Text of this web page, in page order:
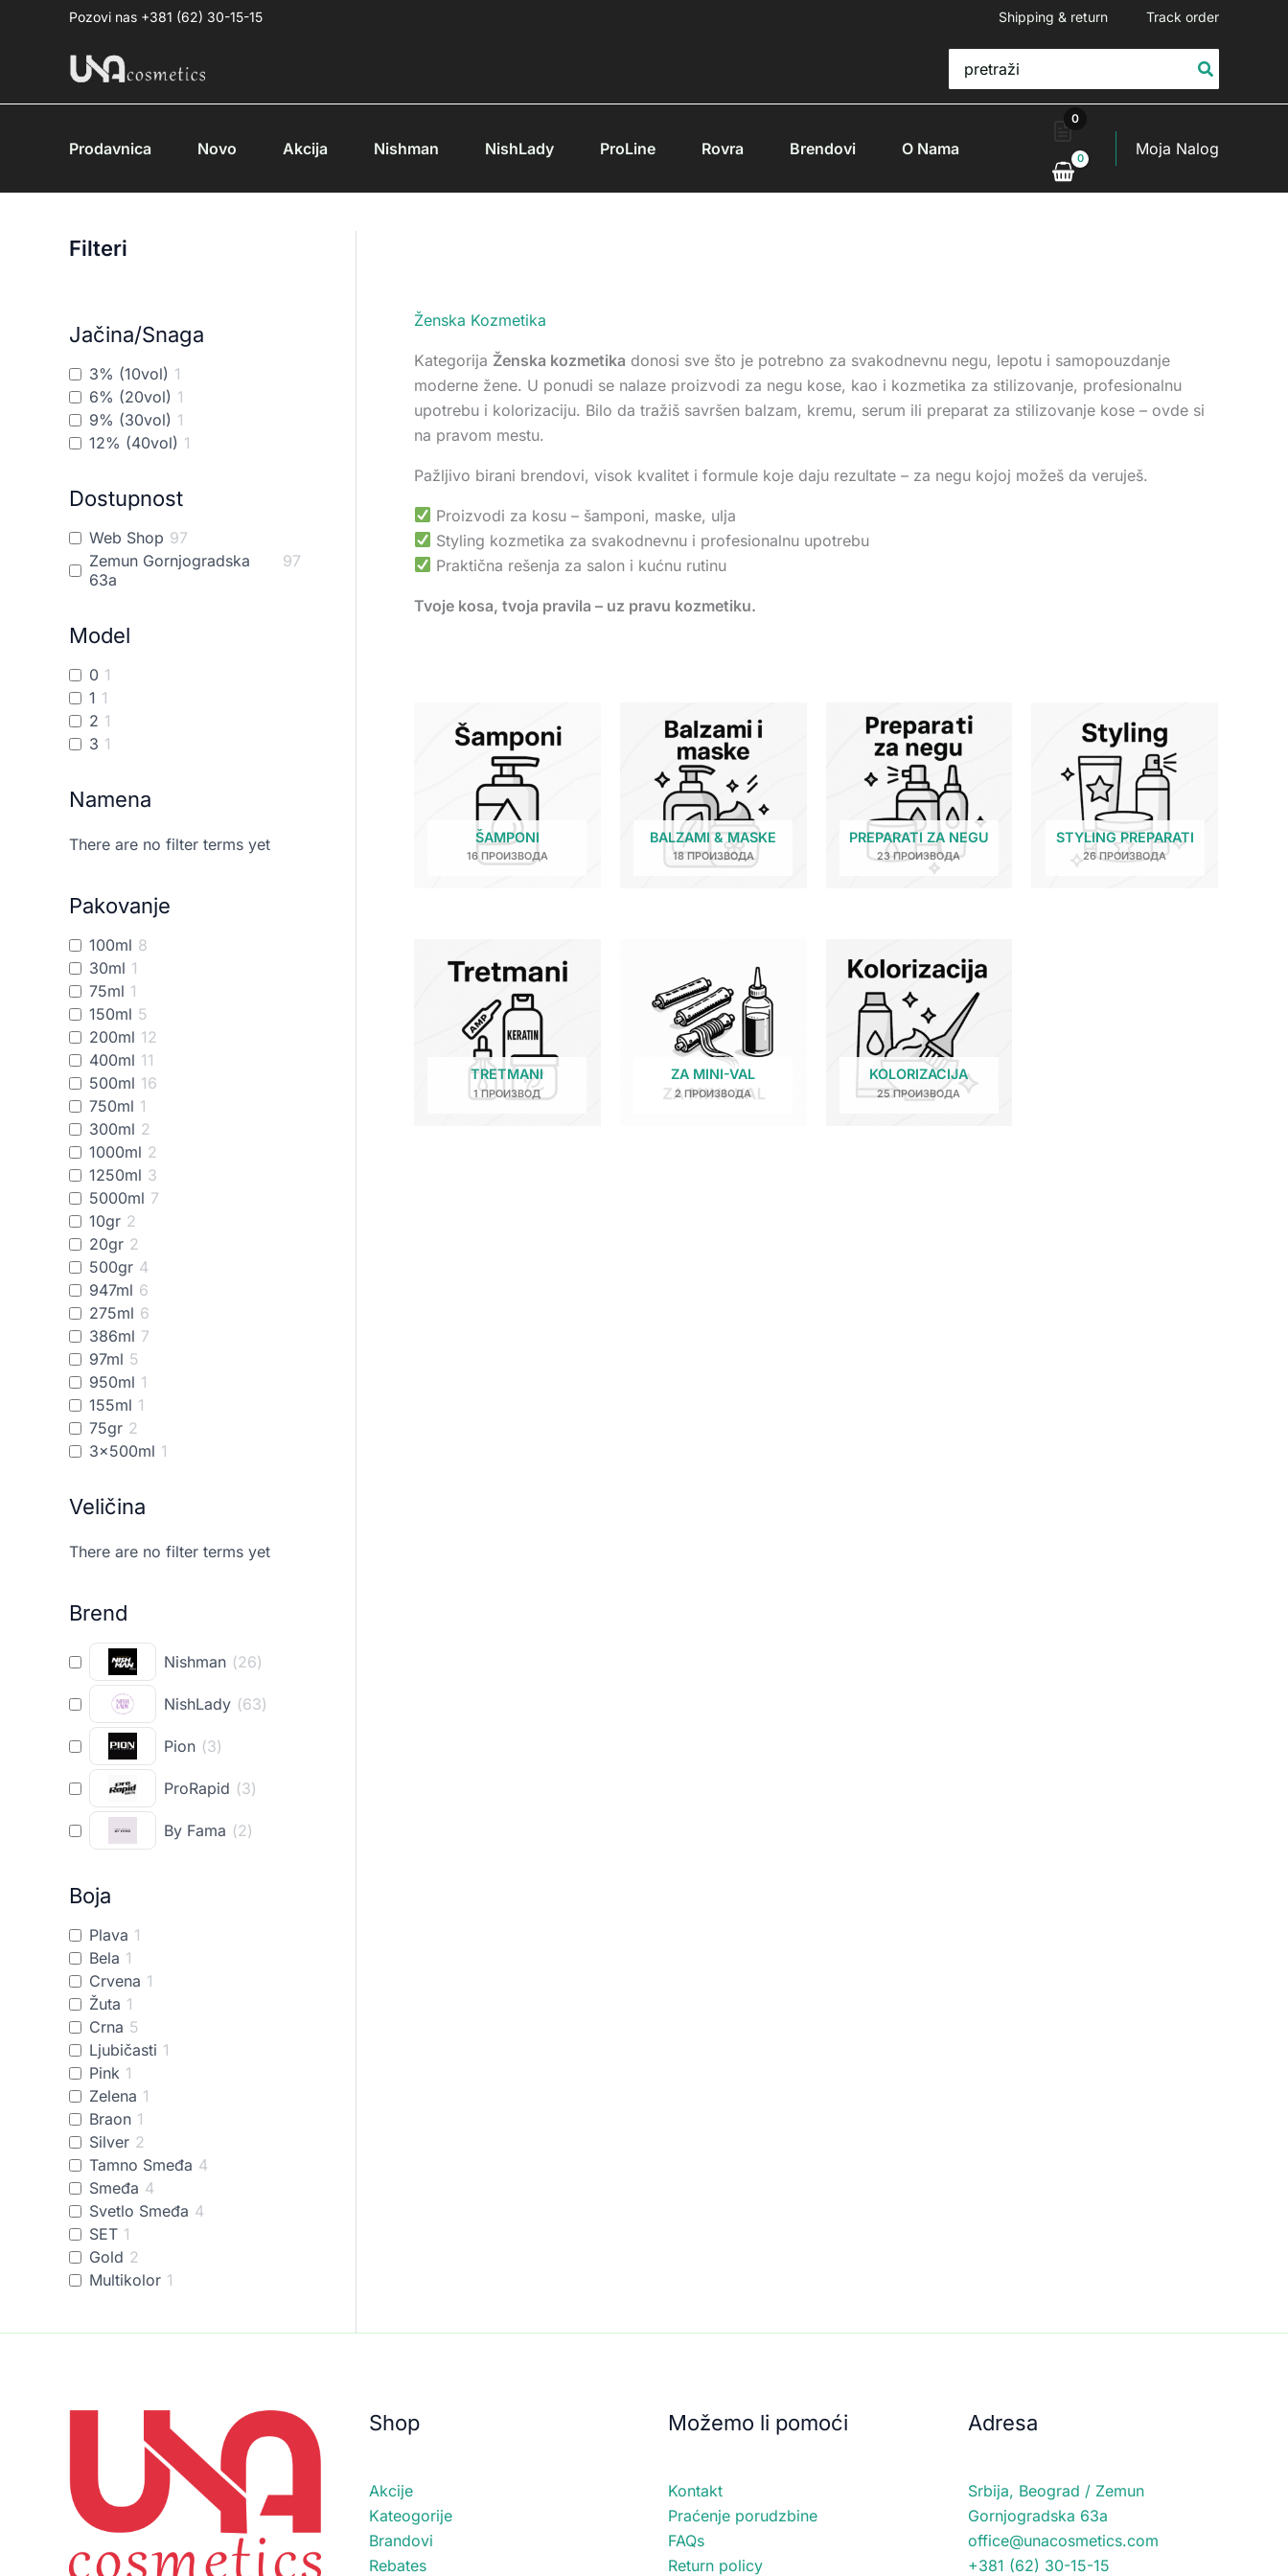
Pozovi nas +381 (62) 30-15-15 Shipping & return Track order
for:
Prodavnica Novo Akcija Nishman NishLady ProLine Rovra Brendovi O Nama
0
Moja Nalog
Filteri
Jačina/Snaga
3% (10vol) 1
6% (20vol) 1
9% (30vol) 1
12% (40vol) 1
Dostupnost
Web Shop 97
Zemun Gornjogradska
63a
97
Model
0 1
1 1
2 1
3 1
Namena
There are no filter terms yet
Pakovanje
100ml 8
30ml 1
75ml 1
150ml 5
200ml 12
400ml 11
500ml 16
750ml 1
300ml 2
1000ml 2
1250ml 3
5000ml 7
10gr 2
20gr 2
500gr 4
947ml 6
275ml 6
386ml 7
97ml 5
950ml 1
155ml 1
75gr 2
3x500ml 1
5x400ml
5x500ml
927ml
Veličina
There are no filter terms yet
Brend
Nishman (26)
NishLady (63)
Pion (3)
ProRapid (3)
By Fama (2)
Boja
Plava 1
Bela 1
Crvena 1
Žuta 1
Crna 5
Ljubičasti 1
Pink 1
Zelena 1
Braon 1
Silver 2
Tamno Smeđa 4
Smeđa 4
Svetlo Smeđa 4
SET 1
Gold 2
Multikolor 1
Ženska Kozmetika
Kategorija Ženska kozmetika donosi sve što je potrebno za svakodnevnu negu, lepotu i samopouzdanje
moderne žene. U ponudi se nalaze proizvodi za negu kose, kao i kozmetika za stilizovanje, profesionalnu
upotrebu i kolorizaciju. Bilo da tražiš savršen balzam, kremu, serum ili preparat za stilizovanje kose – ovde si
na pravom mestu.
Pažljivo birani brendovi, visok kvalitet i formule koje daju rezultate – za negu kojoj možeš da veruješ.
Proizvodi za kosu – šamponi, maske, ulja
Styling kozmetika za svakodnevnu i profesionalnu upotrebu
Praktična rešenja za salon i kućnu rutinu
Tvoje kosa, tvoja pravila – uz pravu kozmetiku.
ŠAMPONI
16 ПРОИЗВОДА
BALZAMI & MASKE
18 ПРОИЗВОДА
PREPARATI ZA NEGU
23 ПРОИЗВОДА
STYLING PREPARATI
26 ПРОИЗВОДА
TRETMANI
1 ПРОИЗВОД
ZA MINI-VAL
2 ПРОИЗВОДА
KOLORIZACIJA
25 ПРОИЗВОДА
Shop
Akcije
Kateogorije
Brandovi
Rebates
Možemo li pomoći
Kontakt
Praćenje porudzbine
FAQs
Return policy
Adresa
Srbija, Beograd / Zemun
Gornjogradska 63a
office@unacosmetics.com
+381 (62) 30-15-15